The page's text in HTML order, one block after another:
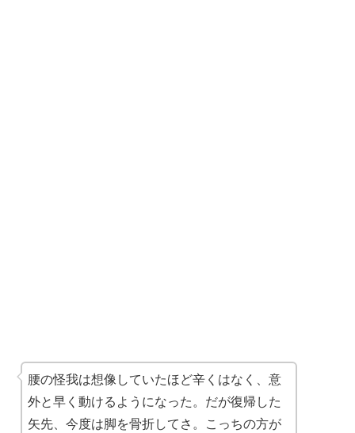
腰の怪我は想像していたほど辛くはなく、意
外と早く動けるようになった。だが復帰した
矢先、今度は脚を骨折してさ。こっちの方が